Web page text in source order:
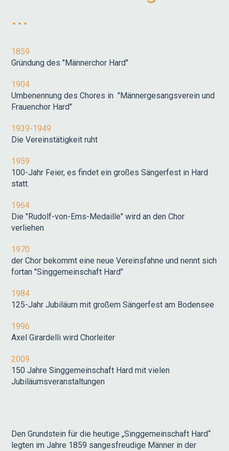
...
1859
Gründung des "Männerchor Hard"
1904
Umbenennung des Chores in "Männergesangsverein und
Frauenchor Hard"
1939-1949
Die Vereinstätigkeit ruht
1959
100-Jahr Feier, es findet ein großes Sängerfest in Hard
statt.
1964
Die "Rudolf-von-Ems-Medaille" wird an den Chor
verliehen
1970
der Chor bekommt eine neue Vereinsfahne und nennt sich
fortan "Singgemeinschaft Hard"
1984
125-Jahr Jubiläum mit großem Sängerfest am Bodensee
1996
Axel Girardelli wird Chorleiter
2009
150 Jahre Singgemeinschaft Hard mit vielen
Jubiläumsveranstaltungen
Den Grundstein für die heutige „Singgemeinschaft Hard“
legten im Jahre 1859 sangesfreudige Männer in der